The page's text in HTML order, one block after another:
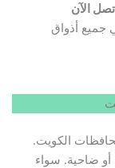
الآن
أذواق
الكويت.
ضاحية. سواء